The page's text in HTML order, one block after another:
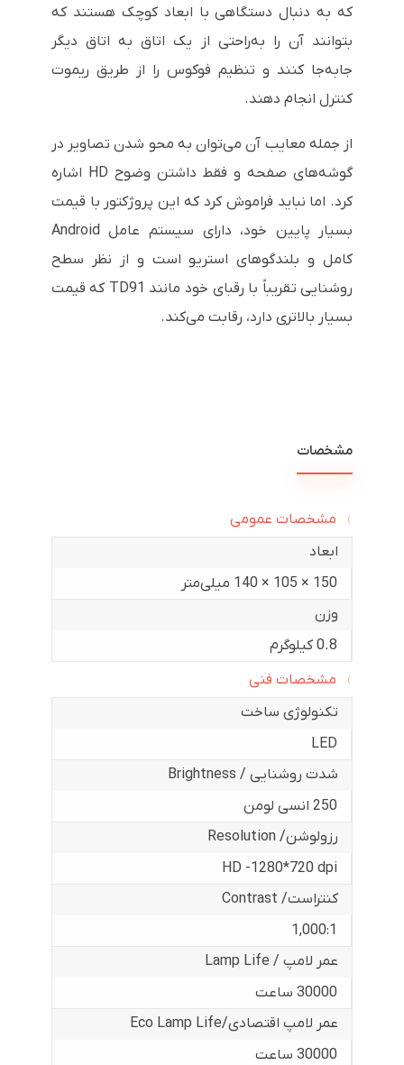
که به دنبال دستگاهی با ابعاد کوچک هستند که
بتوانند آن را به‌راحتی از یک اتاق به اتاق دیگر
جابه‌جا کنند و تنظیم فوکوس را از طریق ریموت
کنترل انجام دهند.
از جمله معایب آن می‌توان به محو شدن تصاویر در
گوشه‌های صفحه و فقط داشتن وضوح HD اشاره
کرد. اما نباید فراموش کرد که این پروژکتور با قیمت
بسیار پایین خود، دارای سیستم عامل Android
کامل و بلندگوهای استریو است و از نظر سطح
روشنایی تقریباً با رقبای خود مانند TD91 که قیمت
بسیار بالاتری دارد، رقابت می‌کند.
مشخصات
مشخصات عمومی
ابعاد
150 × 105 × 140 میلی‌متر
وزن
0.8 کیلوگرم
مشخصات فنی
تکنولوژی ساخت
LED
شدت روشنایی / Brightness
250 انسی لومن
رزولوشن/ Resolution
HD -1280*720 dpi
کنتراست/ Contrast
1,000:1
عمر لامپ / Lamp Life
30000 ساعت
عمر لامپ اقتصادی/Eco Lamp Life
30000 ساعت